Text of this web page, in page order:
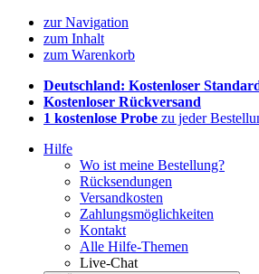
zur Navigation
zum Inhalt
zum Warenkorb
Deutschland: Kostenloser
Kostenloser Rückversand
1 kostenlose Probe zu jeder
Hilfe
Wo ist meine Bestellung?
Rücksendungen
Versandkosten
Zahlungsmöglichkeiten
Kontakt
Alle Hilfe-Themen
Live-Chat